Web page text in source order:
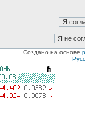
Создано на основе